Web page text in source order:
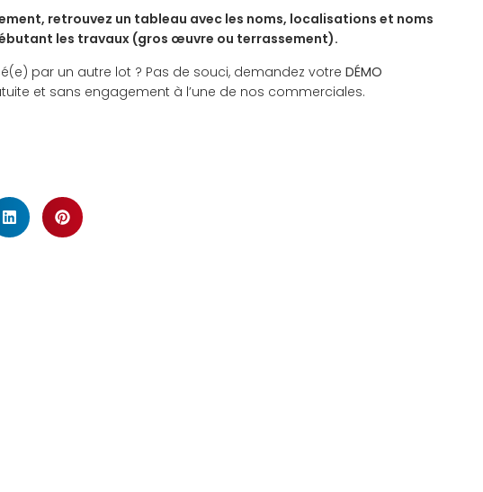
retrouvez un tableau avec les noms, localisations et noms
les travaux (gros œuvre ou terrassement).
par un autre lot ? Pas de souci, demandez votre DÉMO
et sans engagement à l’une de nos commerciales.